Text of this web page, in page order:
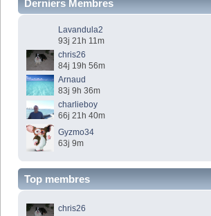
Derniers Membres
Lavandula2
93j 21h 11m
chris26
84j 19h 56m
Arnaud
83j 9h 36m
charlieboy
66j 21h 40m
Gyzmo34
63j 9m
Top membres
chris26